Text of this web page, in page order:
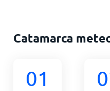
Catamarca
01